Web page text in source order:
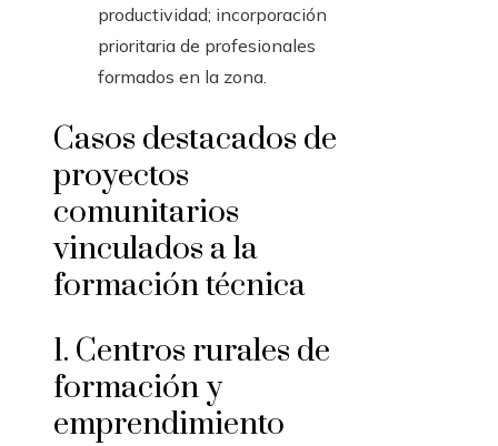
productividad; incorporación
prioritaria de profesionales
formados en la zona.
Casos destacados de
proyectos
comunitarios
vinculados a la
formación técnica
1. Centros rurales de
formación y
emprendimiento